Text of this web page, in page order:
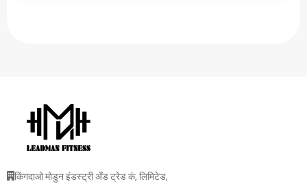
किंगदाओ मोडुन इंडस्ट्री अँड ट्रेड कं, लिमिटेड,